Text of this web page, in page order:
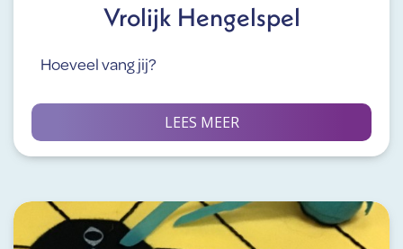
Vrolijk Hengelspel
Hoeveel vang jij?
LEES MEER